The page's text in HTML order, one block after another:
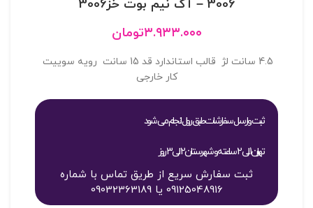
3006 – آگ نيم بوت خز3006
۳.۹۳۳.۰۰۰تومان
4.5 سانت لژ قالب استاندارد قد 15 سانت رویه سوییت
کار خارجی
ثبت و ارسال سفارشات طبق روال انجام می شود
تهران 1 الی 2 ساعته و شهرستان 2 الی 3 روز
ثبت سفارش سریع از طریق تماس با شماره
09125048916 یا 09032363189